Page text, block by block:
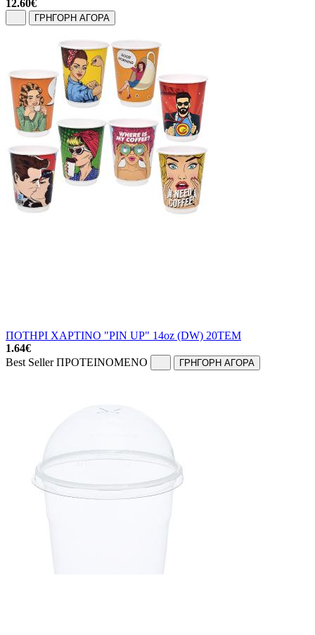
12.60€
ΓΡΗΓΟΡΗ ΑΓΟΡΑ
ΠΟΤΗΡΙ ΧΑΡΤΙΝΟ "PIN UP" 14oz (DW) 20ΤΕΜ
1.64€
Best Seller ΠΡΟΤΕΙΝΟΜΕΝΟ ΓΡΗΓΟΡΗ ΑΓΟΡΑ